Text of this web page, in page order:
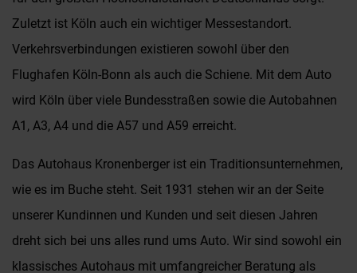
Zuletzt ist Köln auch ein wichtiger Messestandort.
Verkehrsverbindungen existieren sowohl über den
Flughafen Köln-Bonn als auch die Schiene. Mit dem Auto
wird Köln über viele Bundesstraßen sowie die Autobahnen
A1, A3, A4 und die A57 und A59 erreicht.
Das Autohaus Kronenberger ist ein Traditionsunternehmen,
wie es im Buche steht. Seit 1931 stehen wir an der Seite
unserer Kundinnen und Kunden und seit diesen Jahren
dreht sich bei uns alles rund ums Auto. Wir sind sowohl ein
klassisches Autohaus mit umfangreicher Beratung als